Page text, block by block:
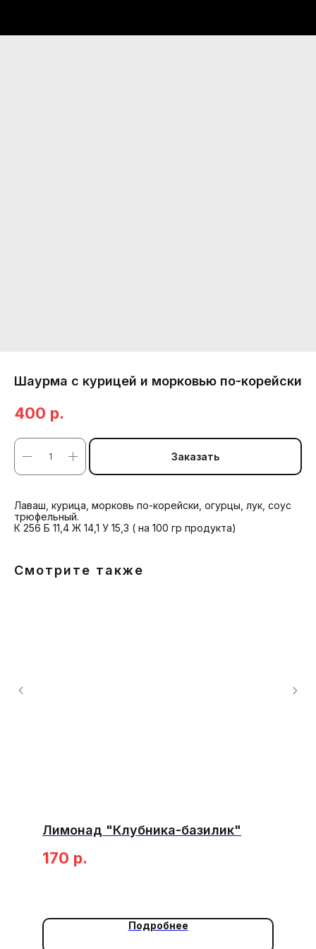
Шаурма с курицей и морковью по-корейски
400 р.
Заказать
Лаваш, курица, морковь по-корейски, огурцы, лук, соус
трюфельный.
К 256 Б 11,4 Ж 14,1 У 15,3 ( на 100 гр продукта)
Смотрите также
Лимонад "Клубника-базилик"
170 р.
Подробнее